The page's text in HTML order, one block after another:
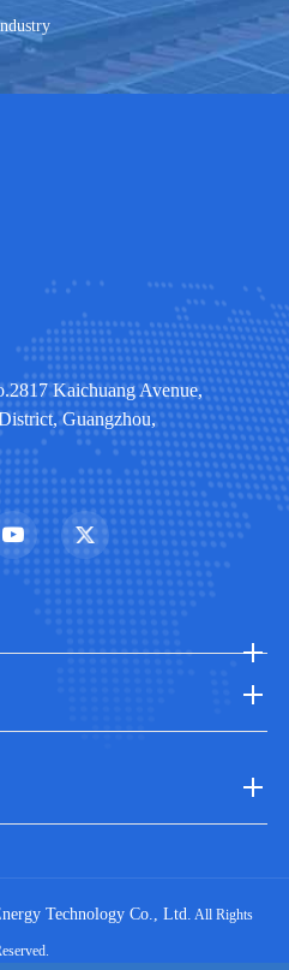
Kaichuang Avenue,
Guangzhou,
Technology Co., Ltd. All Rights